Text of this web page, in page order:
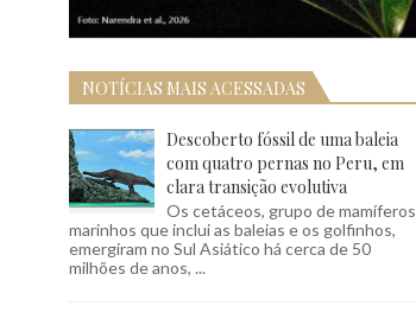
NOTÍCIAS MAIS ACESSADAS
Descoberto fóssil de uma baleia
com quatro pernas no Peru, em
clara transição evolutiva
Os cetáceos, grupo de mamíferos
marinhos que inclui as baleias e os golfinhos,
emergiram no Sul Asiático há cerca de 50
milhões de anos, ...